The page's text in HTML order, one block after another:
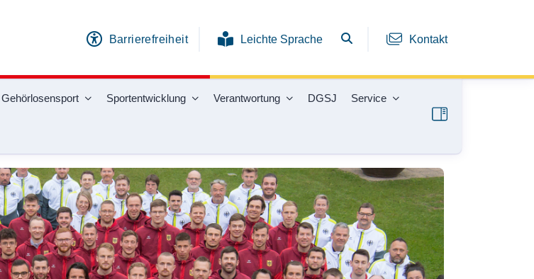
Barrierefreiheit Leichte Sprache Kontakt
Gehörlosensport Sportentwicklung Verantwortung DGSJ Service